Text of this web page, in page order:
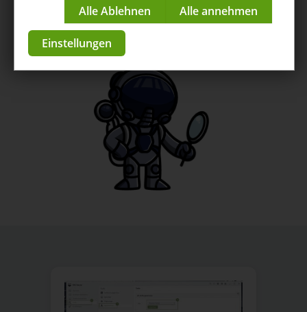
Anleitungen
zur App im Store
Impressum| Datenschutzerklärung
Einstellungen